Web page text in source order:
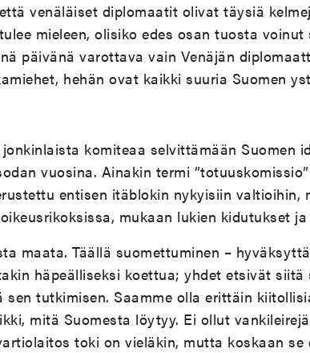
venäläiset diplomaatit olivat täysiä
mieleen, olisiko edes osan tuosta voinut
päivänä varottava vain Venäjän
hehän ovat kaikki suuria Suomen
komiteaa selvittämään Suomen
vuosina. Ainakin termi
entisen itäblokin nykyisiin valtioihin,
mukaan lukien kidutukset
maata. Täällä suomettuminen –
häpeälliseksi koettua; yhdet etsivät siitä
tutkimisen. Saamme olla erittäin
mitä Suomesta löytyy. Ei ollut
toki on vieläkin, mutta koskaan se